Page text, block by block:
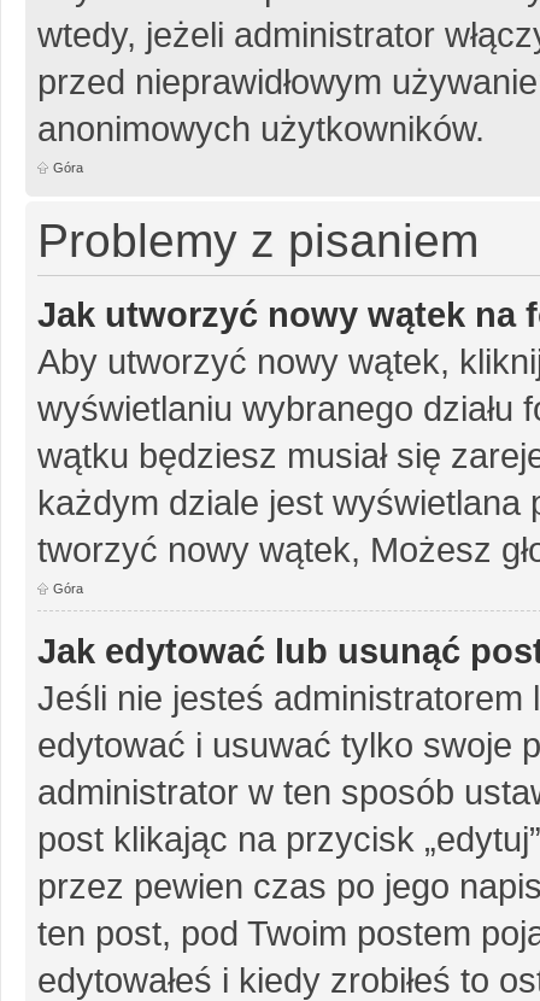
wtedy, jeżeli administrator
przed nieprawidłowym
anonimowych użytkowników.
Góra
Problemy z pisaniem
Jak utworzyć nowy wątek na
Aby utworzyć nowy wątek,
wyświetlaniu wybranego działu
wątku będziesz musiał się
każdym dziale jest wyświetlana
tworzyć nowy wątek, Możesz
Góra
Jak edytować lub usunąć
Jeśli nie jesteś
edytować i usuwać tylko swoje
administrator w ten sposób
post klikając na przycisk
przez pewien czas po jego
ten post, pod Twoim postem
edytowałeś i kiedy zrobiłeś to